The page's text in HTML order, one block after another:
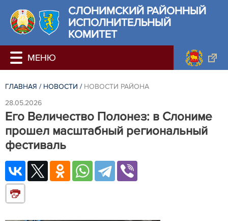
СЛОНИМСКИЙ РАЙОННЫЙ
ИСПОЛНИТЕЛЬНЫЙ
КОМИТЕТ
ГЛАВНАЯ / НОВОСТИ / НОВОСТИ РАЙОНА
28.05.2026
Его Величество Полонез: в Слониме
прошел масштабный региональный
фестиваль